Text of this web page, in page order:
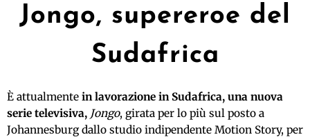
Jongo, supereroe del
Sudafrica
È attualmente in lavorazione in Sudafrica, una nuova
serie televisiva, Jongo, girata per lo più sul posto a
Johannesburg dallo studio indipendente Motion Story, per